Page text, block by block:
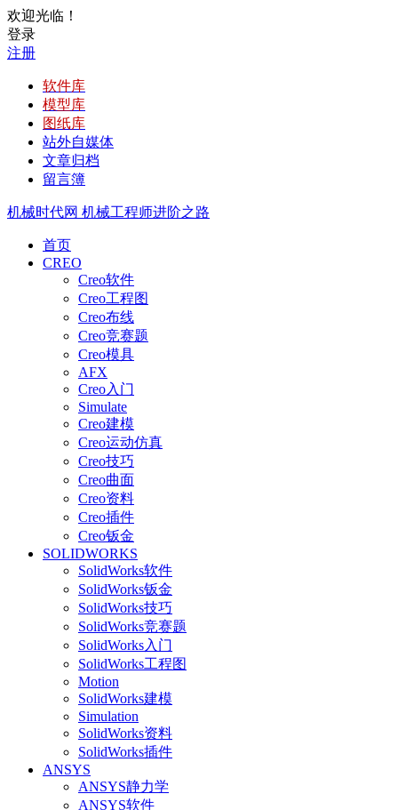
欢迎光临！
登录
注册
软件库
模型库
图纸库
站外自媒体
文章归档
留言簿
机械时代网 机械工程师进阶之路
首页
CREO
Creo软件
Creo工程图
Creo布线
Creo竞赛题
Creo模具
AFX
Creo入门
Simulate
Creo建模
Creo运动仿真
Creo技巧
Creo曲面
Creo资料
Creo插件
Creo钣金
SOLIDWORKS
SolidWorks软件
SolidWorks钣金
SolidWorks技巧
SolidWorks竞赛题
SolidWorks入门
SolidWorks工程图
Motion
SolidWorks建模
Simulation
SolidWorks资料
SolidWorks插件
ANSYS
ANSYS静力学
ANSYS软件